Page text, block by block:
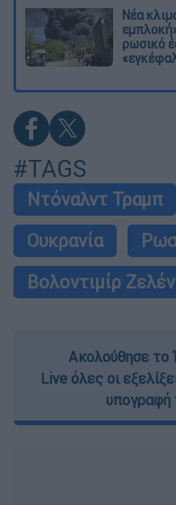
Νέα
ρωσικό
#TAGS
Ντόναλντ Τραμπ
Ουκρανία
Βολοντιμίρ
Ακολούθησε το
Live όλες οι
υπογραφή